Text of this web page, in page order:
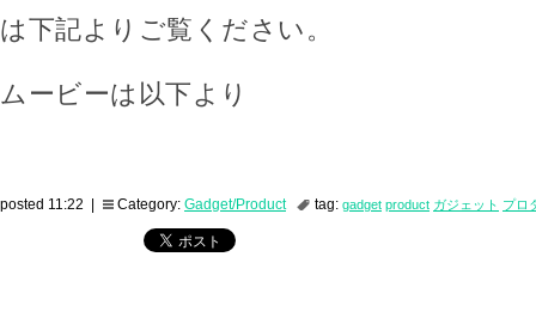
は下記よりご覧ください。
ムービーは以下より
posted 11:22 | Category: Gadget/Product tag: gadget product ガジェット プロ